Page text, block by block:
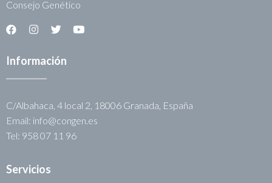
Consejo Genético
Información
C/Albahaca, 4 local 2, 18006 Granada, España
Email: info@congen.es
Tel: 958 07 11 96
Servicios